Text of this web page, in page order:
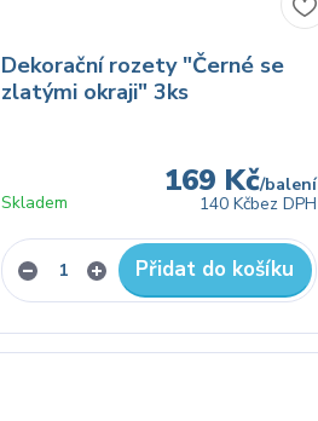
Dekorační rozety "Černé se
zlatými okraji" 3ks
169 Kč/balení
140 Kčbez DPH
Skladem
Přidat do košíku